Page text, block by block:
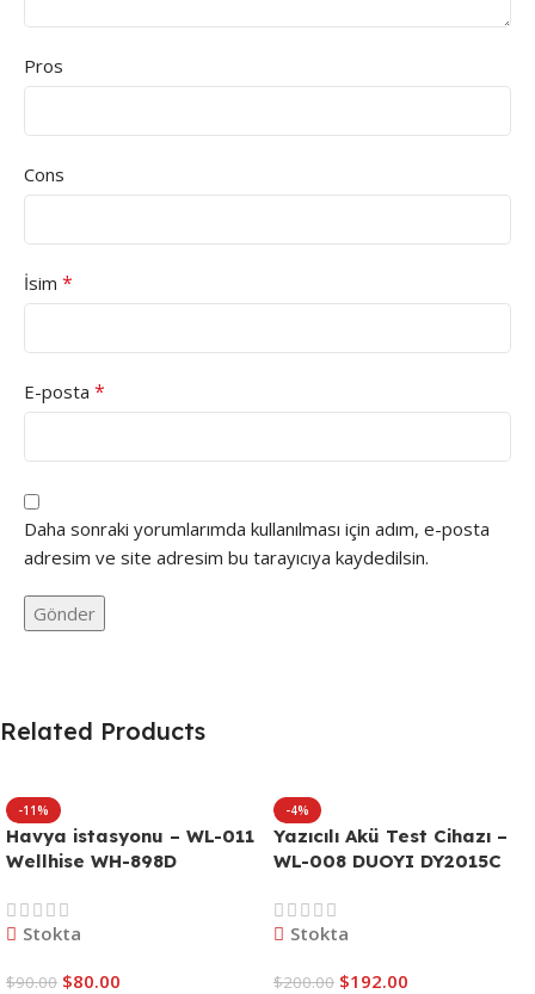
Pros
Cons
İsim *
E-posta *
Daha sonraki yorumlarımda kullanılması için adım, e-posta
adresim ve site adresim bu tarayıcıya kaydedilsin.
Related Products
-11%
Havya istasyonu – WL-011
Wellhise WH-898D
Stokta
$90.00 $80.00
-4%
Yazıcılı Akü Test Cihazı –
WL-008 DUOYI DY2015C
Stokta
$200.00 $192.00